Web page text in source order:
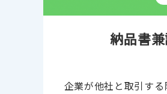
納品書
企業が他社と取引す